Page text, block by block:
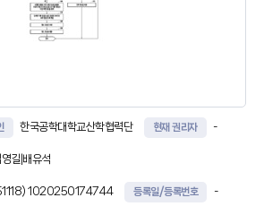
한국공학대학교산학협력단 현재 권리자 -
길|배유석
1020250174744 등록일/등록번호 -